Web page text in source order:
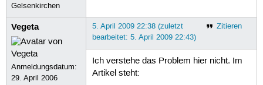
Gelsenkirchen
Vegeta
Anmeldungsdatum:
29. April 2006
Zitieren
5. April 2009 22:38 (zuletzt
bearbeitet: 5. April 2009 22:43)
Ich verstehe das Problem hier nicht. Im
Artikel steht: